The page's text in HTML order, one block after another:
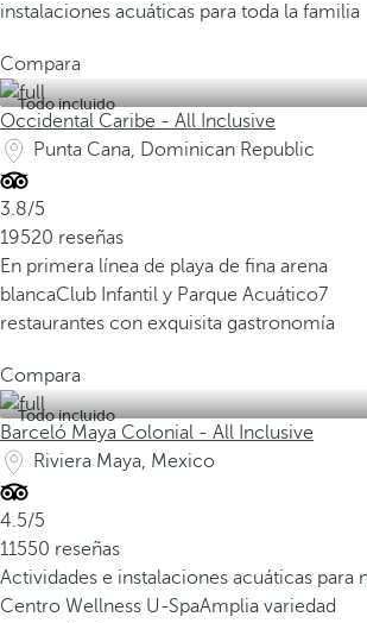
instalaciones acuáticas para toda la familia
Compara
Todo incluido
Occidental Caribe - All Inclusive
Punta Cana, Dominican Republic
3.8/5
19520 reseñas
En primera línea de playa de fina arena
blancaClub Infantil y Parque Acuático7
restaurantes con exquisita gastronomía
Compara
Todo incluido
Barceló Maya Colonial - All Inclusive
Riviera Maya, Mexico
4.5/5
11550 reseñas
Actividades e instalaciones acuáticas para
Centro Wellness U-SpaAmplia variedad